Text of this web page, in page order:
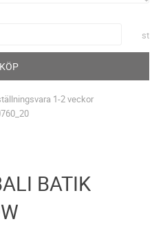
st
KÖP
1-2 veckor
BATIK